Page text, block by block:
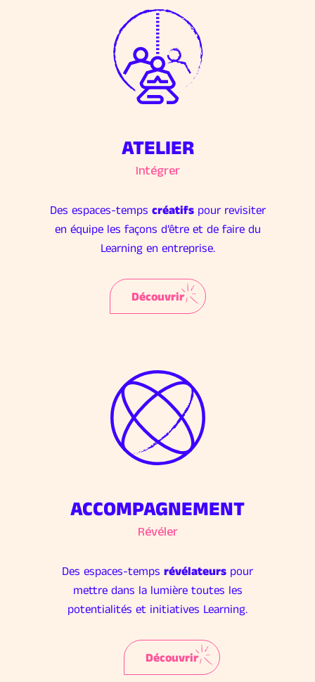
ATELIER
Intégrer
Des espaces-temps créatifspour revisiter
en équipe les façons d’être et de faire du
Learning en entreprise.
Découvrir
ACCOMPAGNEMENT
Révéler
Des espaces-temps révélateurs pour
mettre dans la lumière toutes les
potentialités et initiatives Learning.
Découvrir